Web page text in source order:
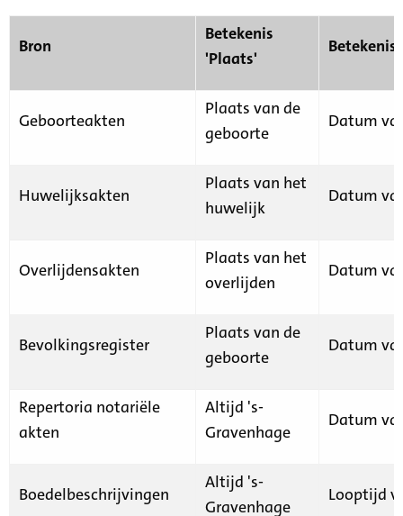
Bron
Betekenis
'Plaats'
Geboorteakten
Plaats van de
geboorte
Datum
Huwelijksakten
Plaats van het
huwelijk
Datum
Overlijdensakten
Plaats van het
overlijden
Datum
Bevolkingsregister
Plaats van de
geboorte
Datum
Repertoria notariële
akten
Altijd 's-
Gravenhage
Datum
Boedelbeschrijvingen
Altijd 's-
Gravenhage
Looptijd